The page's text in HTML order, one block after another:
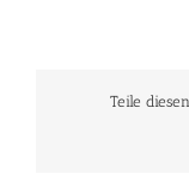
Teile